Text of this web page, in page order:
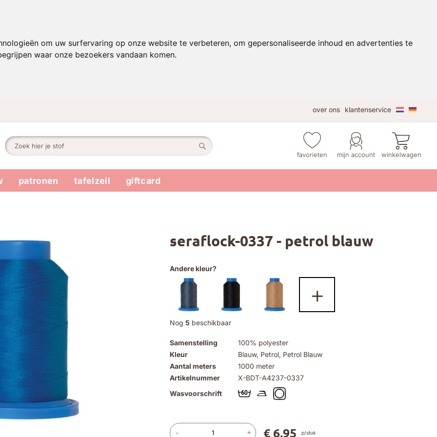
om uw surfervaring op onze website te verbeteren, om gepersonaliseerde inhoud en advertenties te
waar onze bezoekers vandaan komen.
over ons
klantenservice
Zoek mijn account
favorieten winkelwagen
patronen tafelzeil giftcard
seraflock-0337 - petrol blauw
Nog 5 beschikbaar
Samenstelling
100% polyester
Kleur
Blauw, Petrol, Petrol Blauw
Aantal meters
1000 meter
Artikelnummer
X-BDT-A4237-0337
Wasvoorschrift
- + € 6,95 p/stuk
Andere kleur?
+